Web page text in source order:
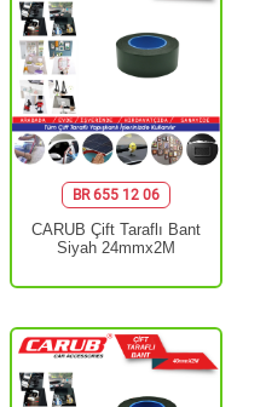
BR 655 12 06
CARUB Çift Taraflı Bant
Siyah 24mmx2M